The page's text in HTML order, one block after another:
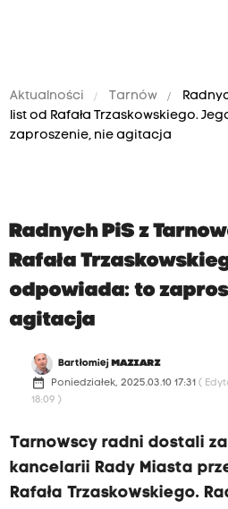
Aktualności Tarnów
list od Rafała Trzaskowskiego.
zaproszenie, nie agitacja
Radnych PiS z
Rafała
odpowiada: to
agitacja
Bartłomiej MAZIARZ
date_range Poniedziałek, 2025.03.10 17:31 (
18:09 )
Tarnowscy radni dostali
kancelarii Rady Miasta
Rafała Trzaskowskiego.